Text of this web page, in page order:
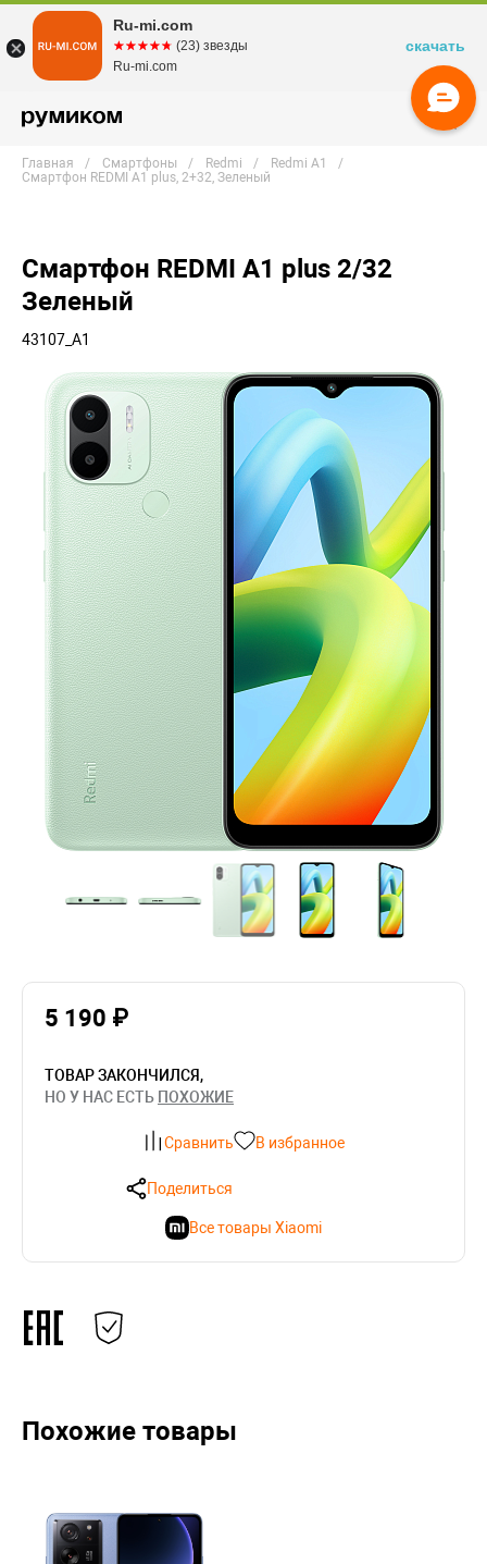
Главная Смартфоны Redmi
Redmi A1
Смартфон REDMI A1 plus, 2+32, Зеленый
Смартфон REDMI A1 plus 2/32
Зеленый
43107_A1
5 190 ₽
ТОВАР ЗАКОНЧИЛСЯ,
НО У НАС ЕСТЬ ПОХОЖИЕ
Сравнить В избранное
Поделиться
Все товары Xiaomi
Похожие товары
Ru-mi.com
☆☆☆☆☆
★★★★★ (23) звезды
Ru-mi.com
скачать